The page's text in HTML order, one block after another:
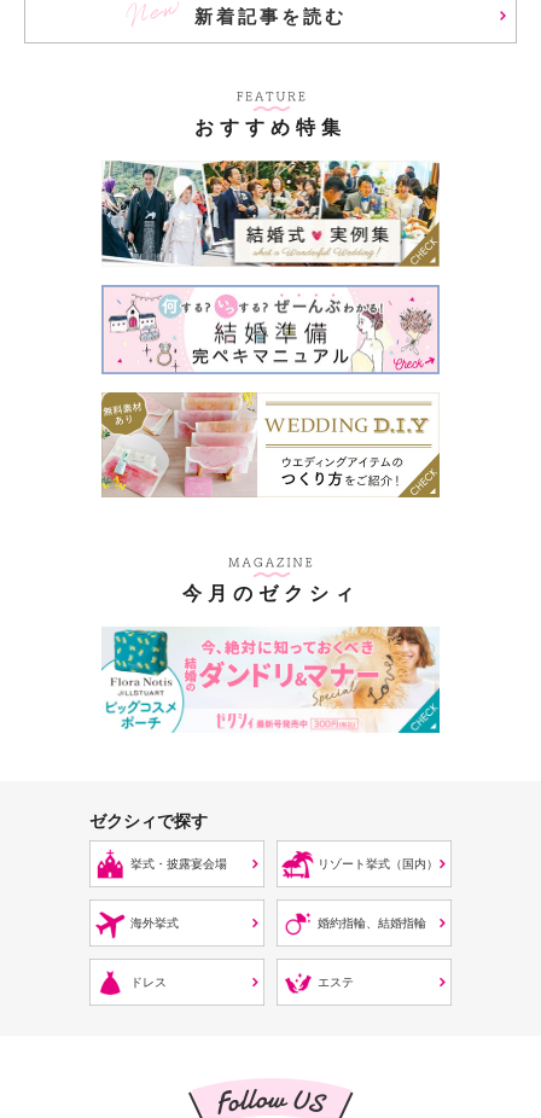
新着記事を読む
おすすめ特集
今月のゼクシィ
ゼクシィで探す
挙式・披露宴会場 リゾート挙式（国内）
海外挙式 婚約指輪、結婚指輪
ドレス エステ